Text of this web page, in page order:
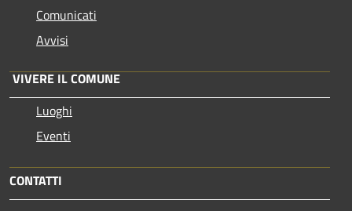
Comunicati
Avvisi
VIVERE IL COMUNE
Luoghi
Eventi
CONTATTI